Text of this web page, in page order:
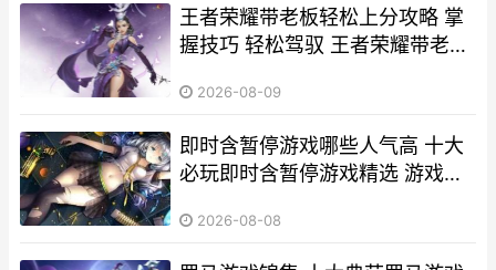
王者荣耀带老板轻松上分攻略 掌
握技巧 轻松驾驭 王者荣耀带老板
2026-08-09
即时含暂停游戏哪些人气高 十大
必玩即时含暂停游戏精选 游戏暂
2026-08-08